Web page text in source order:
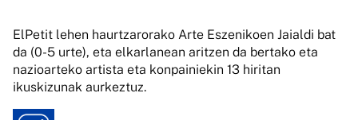
ElPetit lehen haurtzarorako Arte Eszenikoen Jaialdi bat
da (0-5 urte), eta elkarlanean aritzen da bertako eta
nazioarteko artista eta konpainiekin 13 hiritan
ikuskizunak aurkeztuz.